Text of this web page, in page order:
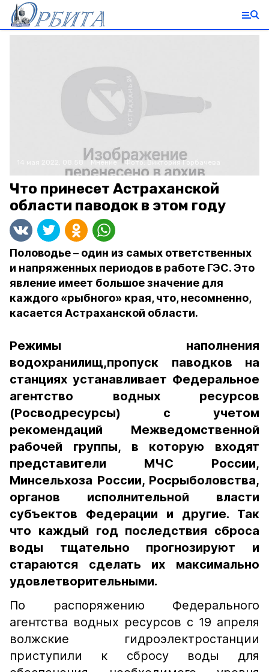
Мнение Фото:Виктория Горбачева
Что принесет Астраханской
области паводок в этом году
Половодье – один из самых ответственных
и напряженных периодов в работе ГЭС. Это
явление имеет большое значение для
каждого «рыбного» края, что, несомненно,
касается Астраханской области.
Режимы наполнения
водохранилищ,пропуск паводков на
станциях устанавливает Федеральное
агентство водных ресурсов
(Росводресурсы) с учетом
рекомендаций Межведомственной
рабочей группы, в которую входят
представители МЧС России,
Минсельхоза России, Росрыболовства,
органов исполнительной власти
субъектов Федерации и другие. Так
что каждый год последствия сброса
воды тщательно прогнозируют и
стараются сделать их максимально
удовлетворительными.
По распоряжению Федерального
агентства водных ресурсов с 19 апреля
волжские гидроэлектростанции
приступили к сбросу воды для